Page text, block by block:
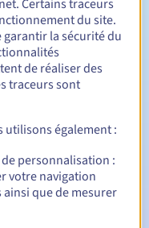
Entre 1 et 9 ans
7 et 3 jours avant la
Certains traceurs
du site.
la sécurité du
de réaliser des
traceurs sont
utilisons également :
personnalisation :
votre navigation
ainsi que de mesurer